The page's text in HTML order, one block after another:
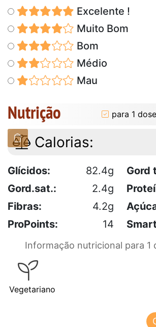
Excelente !
Muito Bom
Bom
Médio
Mau
Nutrição para 1 dose
Calorias:
Glícidos: 82.4g Gord
Gord.sat.:
2.4g
Fibras:
4.2g
ProPoints:
14
Informação nutricional para 1
Vegetariano